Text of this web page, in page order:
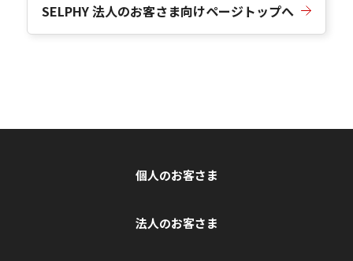
SELPHY 法人のお客さま向けページトップへ
個人のお客さま
法人のお客さま